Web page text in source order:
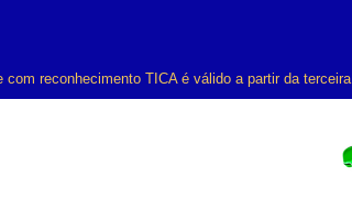
com reconhecimento TICA é válido a partir da